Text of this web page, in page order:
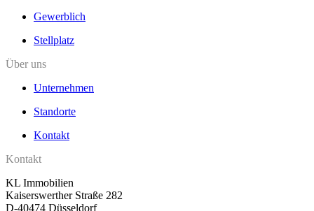
Gewerblich
Stellplatz
Über uns
Unternehmen
Standorte
Kontakt
Kontakt
KL Immobilien
Kaiserswerther Straße 282
D-40474 Düsseldorf